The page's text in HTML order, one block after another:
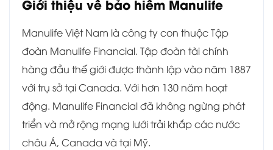
Giới thiệu về bảo hiểm Manulife
Manulife Việt Nam là công ty con thuộc Tập
đoàn Manulife Financial. Tập đoàn tài chính
hàng đầu thế giới được thành lập vào năm 1887
với trụ sở tại Canada. Với hơn 130 năm hoạt
động. Manulife Financial đã không ngừng phát
triển và mở rộng mạng lưới trải khắp các nước
châu Á, Canada và tại Mỹ.